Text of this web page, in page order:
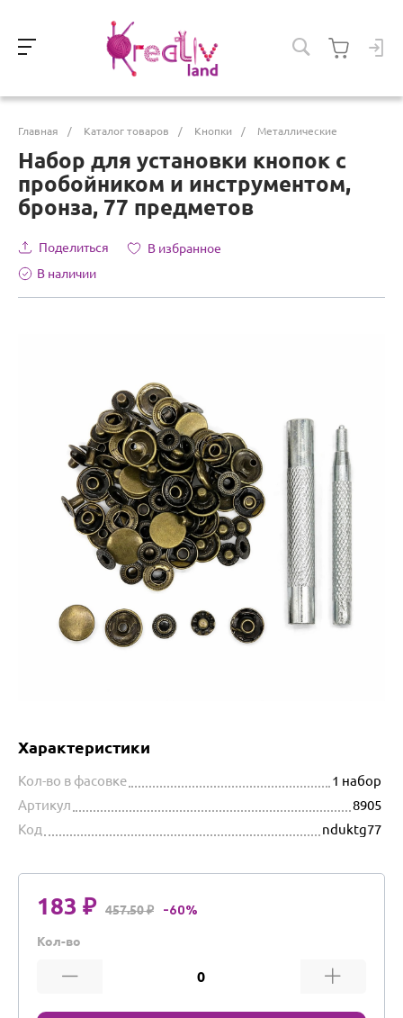
Главная / Каталог товаров / Кнопки / Металлические
Набор для установки кнопок с
пробойником и инструментом,
бронза, 77 предметов
Поделиться
В избранное
В наличии
Характеристики
Кол-во в фасовке
1 набор
Артикул
8905
Код
nduktg77
183 ₽ 457.50 ₽ -60%
Кол-во